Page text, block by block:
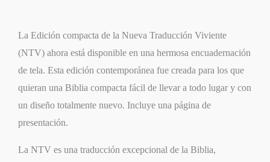
La Edición compacta de la Nueva Traducción Viviente
(NTV) ahora está disponible en una hermosa encuadernación
de tela. Esta edición contemporánea fue creada para los que
quieran una Biblia compacta fácil de llevar a todo lugar y con
un diseño totalmente nuevo. Incluye una página de
presentación.
La NTV es una traducción excepcional de la Biblia,